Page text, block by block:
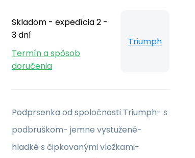
Skladom - expedícia 2 -
3 dní
Termín a spôsob
doručenia
Triumph
Podprsenka od spoločnosti Triumph- s
podbruškom- jemne vystužené-
hladké s čipkovanými vložkami-